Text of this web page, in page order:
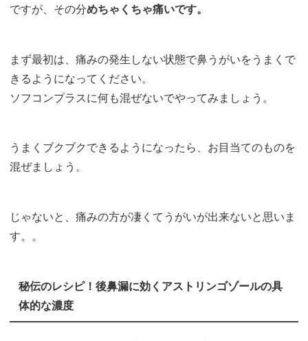
ですが、その分めちゃくちゃ痛いです。
まず最初は、痛みの発生しない状態で鼻うがいをうまくで
きるようになってください。
ソフコンプラスに何も混ぜないでやってみましょう。
うまくブクブクできるようになったら、お目当てのものを
混ぜましょう。
じゃないと、痛みの方が凄くてうがいが出来ないと思いま
す。。
秘伝のレシピ！後鼻漏に効くアストリンゴゾールの具
体的な濃度